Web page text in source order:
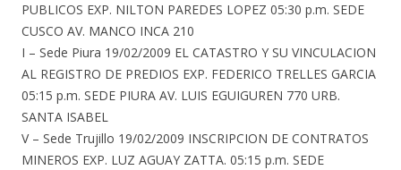
PUBLICOS EXP. NILTON PAREDES LOPEZ 05:30 p.m. SEDE
CUSCO AV. MANCO INCA 210
I – Sede Piura 19/02/2009 EL CATASTRO Y SU VINCULACION
AL REGISTRO DE PREDIOS EXP. FEDERICO TRELLES GARCIA
05:15 p.m. SEDE PIURA AV. LUIS EGUIGUREN 770 URB.
SANTA ISABEL
V – Sede Trujillo 19/02/2009 INSCRIPCION DE CONTRATOS
MINEROS EXP. LUZ AGUAY ZATTA. 05:15 p.m. SEDE